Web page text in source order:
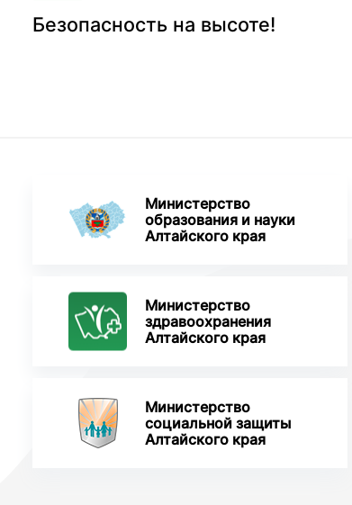
Безопасность на высоте!
Министерство
образования и науки
Алтайского края
Министерство
здравоохранения
Алтайского края
Министерство
социальной защиты
Алтайского края